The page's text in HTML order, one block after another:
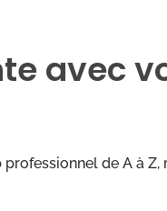
avec
de A à Z,